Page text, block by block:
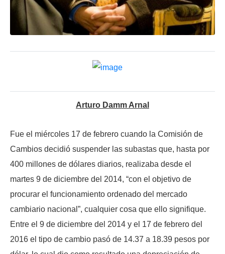
Arturo Damm Arnal
Fue el miércoles 17 de febrero cuando la Comisión de
Cambios decidió suspender las subastas que, hasta por
400 millones de dólares diarios, realizaba desde el
martes 9 de diciembre del 2014, “con el objetivo de
procurar el funcionamiento ordenado del mercado
cambiario nacional”, cualquier cosa que ello signifique.
Entre el 9 de diciembre del 2014 y el 17 de febrero del
2016 el tipo de cambio pasó de 14.37 a 18.39 pesos por